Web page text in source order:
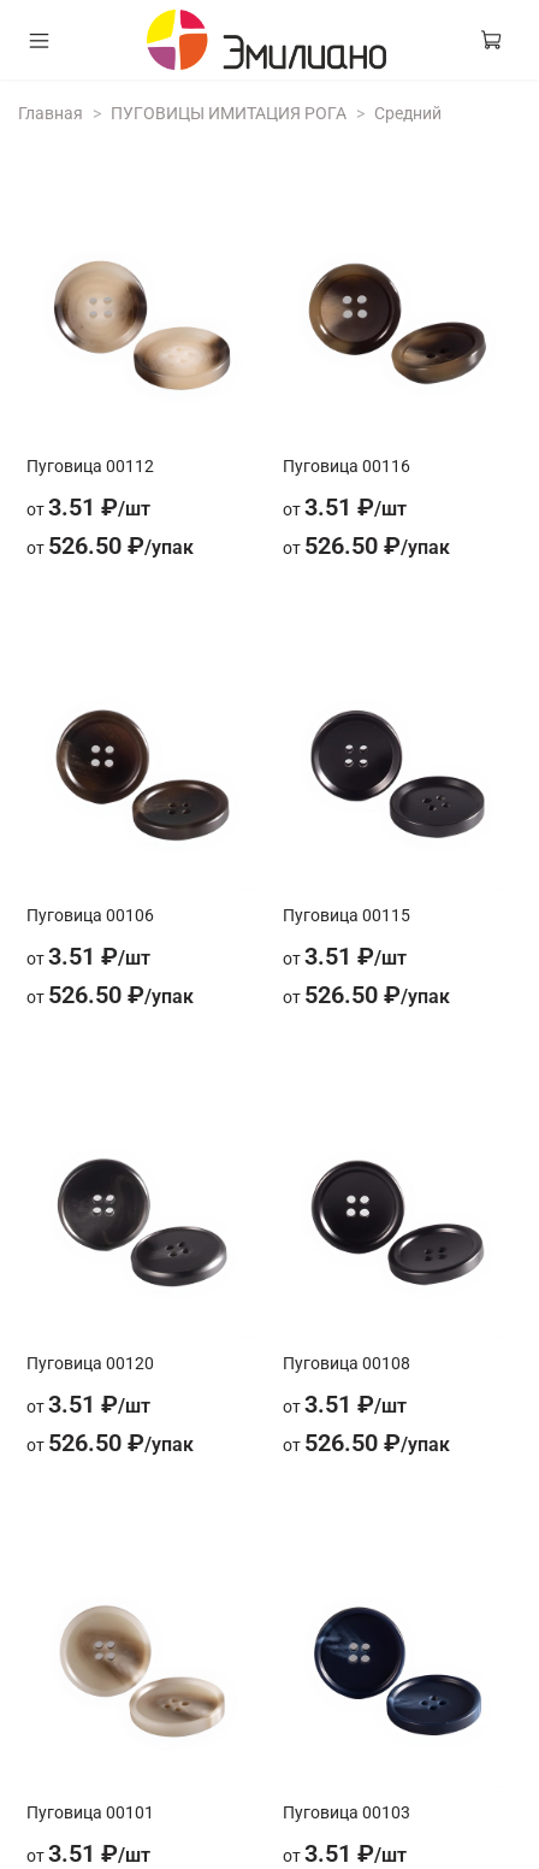
Главная ПУГОВИЦЫ ИМИТАЦИЯ РОГА Средний
Пуговица 00112
от3.51 ₽
от 526.50 ₽
Пуговица 00116
от 3.51 ₽
от 526.50 ₽
Пуговица 00106
от3.51 ₽
от 526.50 ₽
Пуговица 00115
от 3.51 ₽
от 526.50 ₽
Пуговица 00120
от3.51 ₽
от 526.50 ₽
Пуговица 00108
от 3.51 ₽
от 526.50 ₽
Пуговица 00101
от3.51 ₽
Пуговица 00103
от 3.51 ₽